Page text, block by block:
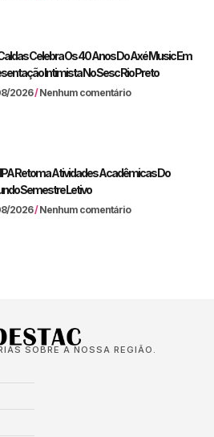
Celebra Os 40 Anos Do Axé Music Em
Intimista No Sesc Rio Preto
2026 Nenhum comentário
Retoma Atividades Acadêmicas Do
Semestre Letivo
2026 Nenhum comentário
SOBRE A NOSSA REGIÃO.